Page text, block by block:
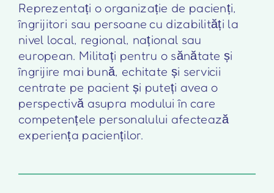
Reprezentați o organizație de pacienți,
îngrijitori sau persoane cu dizabilități la
nivel local, regional, național sau
european. Militați pentru o sănătate și
îngrijire mai bună, echitate și servicii
centrate pe pacient și puteți avea o
perspectivă asupra modului în care
competențele personalului afectează
experiența pacienților.